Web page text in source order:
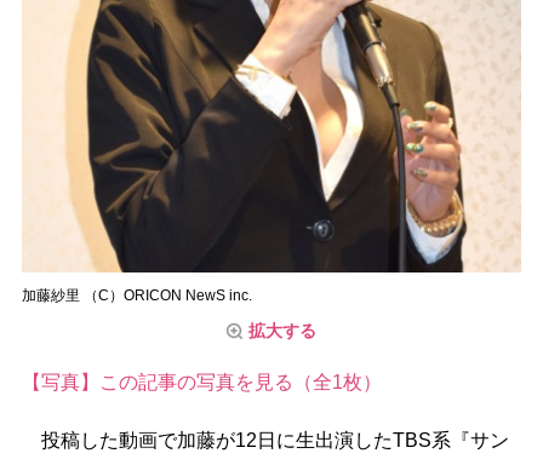
加藤紗里 （C）ORICON NewS inc.
拡大する
【写真】この記事の写真を見る（全1枚）
投稿した動画で加藤が12日に生出演したTBS系『サン